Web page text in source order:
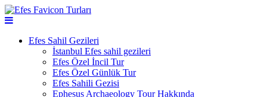
Efes Sahil Gezileri
İstanbul Efes sahil gezileri
Efes Özel İncil Tur
Efes Özel Günlük Tur
Efes Sahili Gezisi
Ephesus Archaeology Tour Hakkında